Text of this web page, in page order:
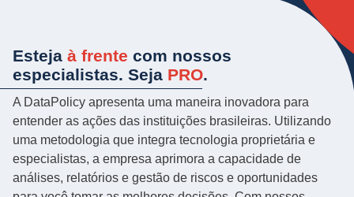
Esteja à frente com nossos
especialistas. Seja PRO.
A DataPolicy apresenta uma maneira inovadora para
entender as ações das instituições brasileiras. Utilizando
uma metodologia que integra tecnologia proprietária e
especialistas, a empresa aprimora a capacidade de
análises, relatórios e gestão de riscos e oportunidades